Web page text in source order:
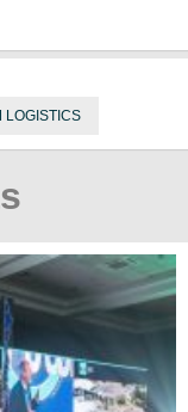
LOGISTICS